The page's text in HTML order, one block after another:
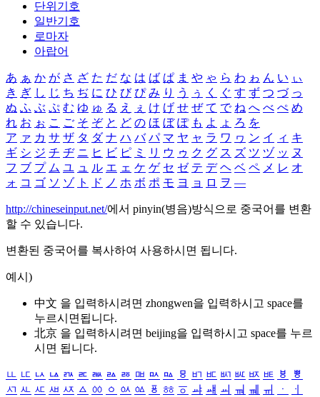
단위기호
일반기호
로마자
아랍어
あ ぁ か が さ ざ た だ な は ば ぱ ま や ゃ ら わ ゎ ん い ぃ
き ぎ し じ ち ぢ に ひ び ぴ み り う ぅ く ぐ す ず つ づ っ
ぬ ふ ぶ ぷ む ゆ ゅ る え ぇ け げ せ ぜ て で ね へ べ ぺ め
れ お ぉ こ ご そ ぞ と ど の ほ ぼ ぽ も よ ょ ろ を
ア ァ カ サ ザ タ ダ ナ ハ バ パ マ ヤ ャ ラ ワ ヮ ン イ ィ キ
ギ シ ジ チ ヂ ニ ヒ ビ ピ ミ リ ウ ゥ ク グ ス ズ ツ ヅ ッ ヌ
フ ブ プ ム ユ ュ ル エ ェ ケ ゲ セ ゼ テ デ ヘ ベ ペ メ レ オ
ォ コ ゴ ソ ゾ ト ド ノ ホ ボ ポ モ ヨ ョ ロ ヲ ―
http://chineseinput.net/에서 pinyin(병음)방식으로 중국어를 변환
할 수 있습니다.
변환된 중국어를 복사하여 사용하시면 됩니다.
예시)
中文 을 입력하시려면 zhongwen을 입력하시고 space를
누르시면됩니다.
北京 을 입력하시려면 beijing을 입력하시고 space를 누르
시면 됩니다.
ㅥ ㅦ ㅧ ㅨ ㅩ ㅪ ㅫ ㅬ ㅭ ㅮ ㅯ ㅰ ㅱ ㅲ ㅳ ㅴ ㅵ ㅶ ㅷ ㅸ
ㅹ
ㅺ ㅻ ㅼ ㅽ ㅾ ㅿ ㆀ ㆁ ㆂ ㆃ ㆄ ㆅ ㆆ ㆇ ㆈ ㆉ ㆊ ㆋ ㆌ ㆍ
ㆎ